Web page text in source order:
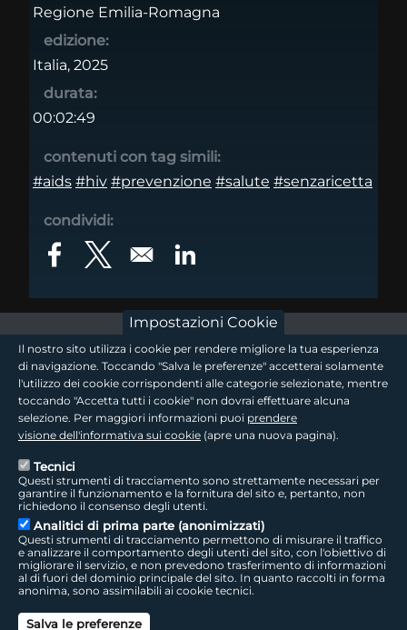
Regione Emilia-Romagna
edizione:
Italia, 2025
durata:
00:02:49
contenuti con tag simili:
#aids #hiv #prevenzione #salute #senzaricetta
condividi:
Opens in a new window
Opens in a new windowOpens in a new window
footer - sezione logo 1
footer - sezione logo2
footer - sezione colophon
Sede Legale: Via della Liberazione, 15 - 40128 Bologna BO
footer - sezione link utili
Seguici sui social
LepidaTV | Accessibilità | Cookie | Privacy | Social Media Policy
Impostazioni Cookie
Il nostro sito utilizza i cookie per rendere migliore la tua esperienza
di navigazione. Toccando "Salva le preferenze" accetterai solamente
l'utilizzo dei cookie corrispondenti alle categorie selezionate, mentre
toccando "Accetta tutti i cookie" non dovrai effettuare alcuna
selezione. Per maggiori informazioni puoi prendere
visione dell'informativa sui cookie (apre una nuova pagina).
Tecnici
Questi strumenti di tracciamento sono strettamente necessari per
garantire il funzionamento e la fornitura del sito e, pertanto, non
richiedono il consenso degli utenti.
Analitici di prima parte (anonimizzati)
Questi strumenti di tracciamento permettono di misurare il traffico
e analizzare il comportamento degli utenti del sito, con l'obiettivo di
migliorare il servizio, e non prevedono trasferimento di informazioni
al di fuori del dominio principale del sito. In quanto raccolti in forma
anonima, sono assimilabili ai cookie tecnici.
Salva le preferenze